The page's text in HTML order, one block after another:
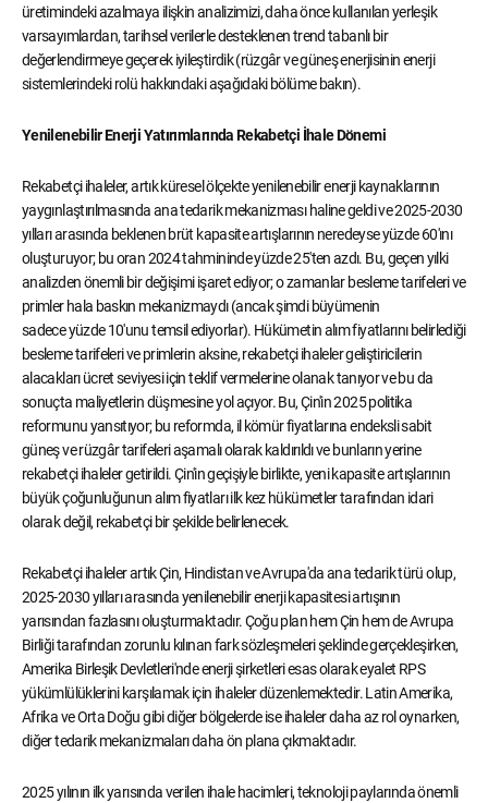
üretimindeki azalmaya ilişkin analizimizi, daha önce kullanılan yerleşik
varsayımlardan, tarihsel verilerle desteklenen trend tabanlı bir
değerlendirmeye geçerek iyileştirdik (rüzgâr ve güneş enerjisinin enerji
sistemlerindeki rolü hakkındaki aşağıdaki bölüme bakın).
Yenilenebilir Enerji Yatırımlarında Rekabetçi İhale Dönemi
Rekabetçi ihaleler, artık küresel ölçekte yenilenebilir enerji kaynaklarının
yaygınlaştırılmasında ana tedarik mekanizması haline geldi ve 2025-2030
yılları arasında beklenen brüt kapasite artışlarının neredeyse yüzde 60'ını
oluşturuyor; bu oran 2024 tahmininde yüzde 25'ten azdı. Bu, geçen yılki
analizden önemli bir değişimi işaret ediyor; o zamanlar besleme tarifeleri ve
primler hala baskın mekanizmaydı (ancak şimdi büyümenin
sadece yüzde 10'unu temsil ediyorlar). Hükümetin alım fiyatlarını belirlediği
besleme tarifeleri ve primlerin aksine, rekabetçi ihaleler geliştiricilerin
alacakları ücret seviyesi için teklif vermelerine olanak tanıyor ve bu da
sonuçta maliyetlerin düşmesine yol açıyor. Bu, Çin'in 2025 politika
reformunu yansıtıyor; bu reformda, il kömür fiyatlarına endeksli sabit
güneş ve rüzgâr tarifeleri aşamalı olarak kaldırıldı ve bunların yerine
rekabetçi ihaleler getirildi. Çin'in geçişiyle birlikte, yeni kapasite artışlarının
büyük çoğunluğunun alım fiyatları ilk kez hükümetler tarafından idari
olarak değil, rekabetçi bir şekilde belirlenecek.
Rekabetçi ihaleler artık Çin, Hindistan ve Avrupa'da ana tedarik türü olup,
2025-2030 yılları arasında yenilenebilir enerji kapasitesi artışının
yarısından fazlasını oluşturmaktadır. Çoğu plan hem Çin hem de Avrupa
Birliği tarafından zorunlu kılınan fark sözleşmeleri şeklinde gerçekleşirken,
Amerika Birleşik Devletleri'nde enerji şirketleri esas olarak eyalet RPS
yükümlülüklerini karşılamak için ihaleler düzenlemektedir. Latin Amerika,
Afrika ve Orta Doğu gibi diğer bölgelerde ise ihaleler daha az rol oynarken,
diğer tedarik mekanizmaları daha ön plana çıkmaktadır.
2025 yılının ilk yarısında verilen ihale hacimleri, teknoloji paylarında önemli